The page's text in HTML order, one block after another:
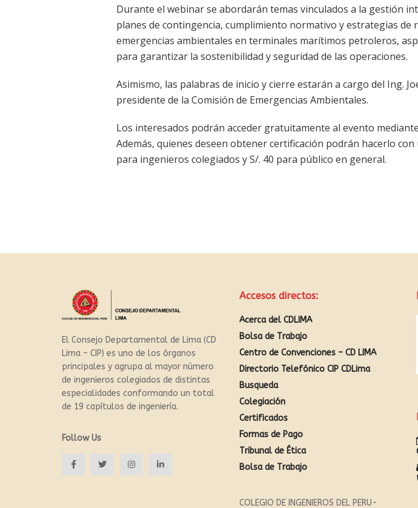
Durante el webinar se abordarán temas vinculados a la gestión
planes de contingencia, cumplimiento normativo y estrategias de
emergencias ambientales en terminales marítimos petroleros,
para garantizar la sostenibilidad y seguridad de las operaciones.
Asimismo, las palabras de inicio y cierre estarán a cargo del Ing.
presidente de la Comisión de Emergencias Ambientales.
Los interesados podrán acceder gratuitamente al evento
Además, quienes deseen obtener certificación podrán hacerlo con
para ingenieros colegiados y S/. 40 para público en general.
El Consejo Departamental de Lima (CD
Lima – CIP) es uno de los órganos
principales y agrupa al mayor número
de ingenieros colegiados de distintas
especialidades conformando un total
de 19 capítulos de ingeniería.
Follow Us
Accesos directos:
Acerca del CDLIMA
Bolsa de Trabajo
Centro de Convenciones – CD LIMA
Directorio Telefónico CIP CDLima
Busqueda
Colegiación
Certificados
Formas de Pago
Tribunal de Ética
Bolsa de Trabajo
COLEGIO DE INGENIEROS DEL PERU-